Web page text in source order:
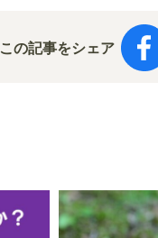
この記事をシェア